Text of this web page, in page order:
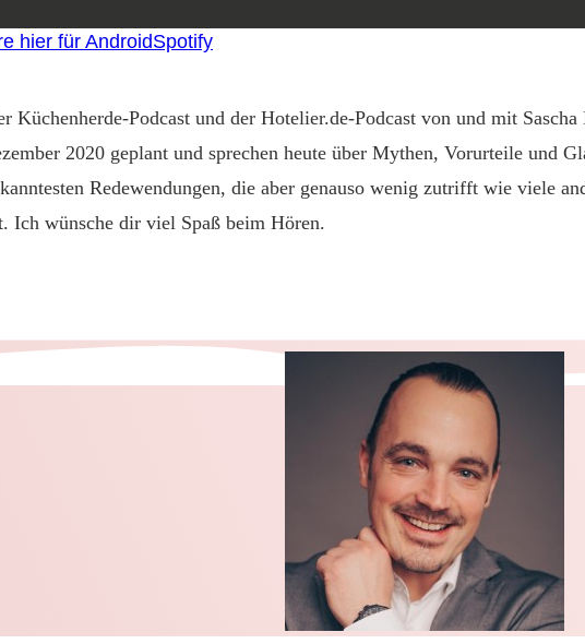
hier für AndroidSpotify
Podcast und der Hotelier.de-Podcast von und mit
2020 geplant und sprechen heute über Mythen, Vorurteile und
Redewendungen, die aber genauso wenig zutrifft wie viele
Ich wünsche dir viel Spaß beim Hören.